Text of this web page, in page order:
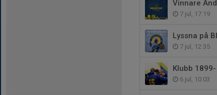
Vinnare
7 jul, 17:19
Lyssna på
7 jul, 12:35
Klubb
6 jul, 10:03